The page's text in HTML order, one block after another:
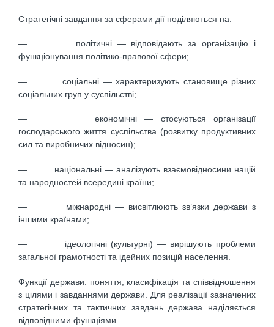
Стратегічні завдання за сферами дії поділяються на:
— політичні — відповідають за організацію і
функціонування політико-правової сфери;
— соціальні — характеризують становище різних
соціальних груп у суспільстві;
— економічні — стосуються організації
господарського життя суспільства (розвитку продуктивних
сил та виробничих відносин);
— національні — аналізують взаємовідносини націй
та народностей всередині країни;
— міжнародні — висвітлюють зв’язки держави з
іншими країнами;
— ідеологічні (культурні) — вирішують проблеми
загальної грамотності та ідейних позицій населення.
Функції держави: поняття, класифікація та співвідношення
з цілями і завданнями держави. Для реалізації зазначених
стратегічних та тактичних завдань держава наділяється
відповідними функціями.